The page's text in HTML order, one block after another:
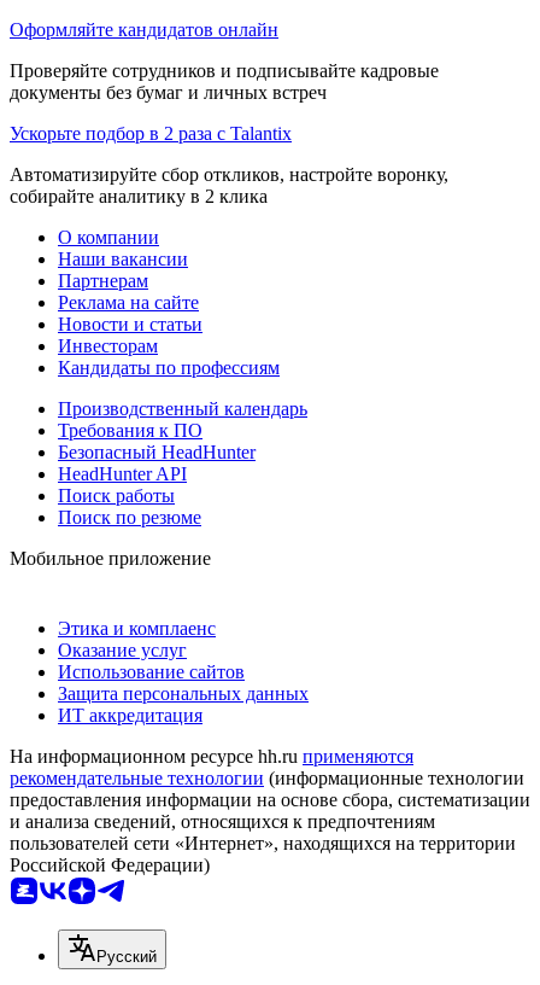
Оформляйте кандидатов онлайн
Проверяйте сотрудников и подписывайте кадровые
документы без бумаг и личных встреч
Ускорьте подбор в 2 раза с Talantix
Автоматизируйте сбор откликов, настройте воронку,
собирайте аналитику в 2 клика
О компании
Наши вакансии
Партнерам
Реклама на сайте
Новости и статьи
Инвесторам
Кандидаты по профессиям
Производственный календарь
Требования к ПО
Безопасный HeadHunter
HeadHunter API
Поиск работы
Поиск по резюме
Мобильное приложение
Этика и комплаенс
Оказание услуг
Использование сайтов
Защита персональных данных
ИТ аккредитация
На информационном ресурсе hh.ru применяются
рекомендательные технологии (информационные технологии
предоставления информации на основе сбора, систематизации
и анализа сведений, относящихся к предпочтениям
пользователей сети «Интернет», находящихся на территории
Российской Федерации)
Русский